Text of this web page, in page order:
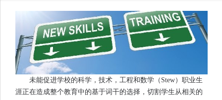
未能促进学校的科学，技术，工程和数学（Stew）职业生
涯正在造成整个教育中的基于词干的选择，切割学生从相关的